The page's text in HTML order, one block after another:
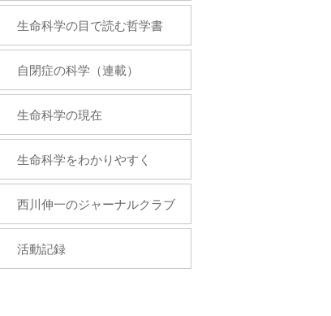
生命科学の目で読む哲学書
自閉症の科学（連載）
生命科学の現在
生命科学をわかりやすく
西川伸一のジャーナルクラブ
活動記録